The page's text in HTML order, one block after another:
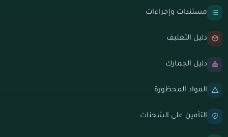
مستندات وإجراءات
دليل التغليف
دليل الجمارك
المواد المحظورة
التأمين على الشحنات